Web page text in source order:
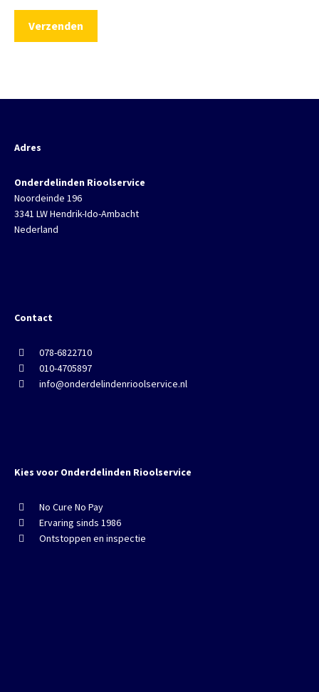
Adres
Onderdelinden Rioolservice
Noordeinde 196
3341 LW Hendrik-Ido-Ambacht
Nederland
Contact
078-6822710
010-4705897
info@onderdelindenrioolservice.nl
Kies voor Onderdelinden Rioolservice
No Cure No Pay
Ervaring sinds 1986
Ontstoppen en inspectie